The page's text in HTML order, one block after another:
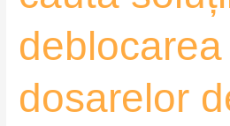
deblocarea
dosarelor